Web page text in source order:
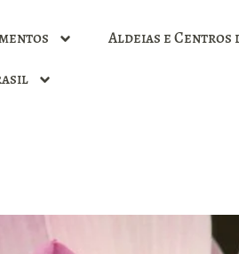
Aldeias e Centros